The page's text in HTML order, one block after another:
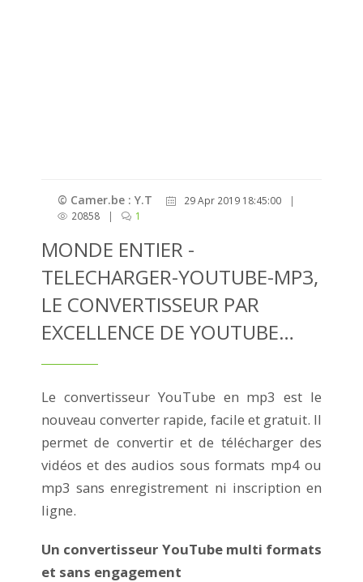
© Camer.be : Y.T 29 Apr 2019 18:45:00
|
20858
| 1
MONDE ENTIER -
TELECHARGER-YOUTUBE-MP3,
LE CONVERTISSEUR PAR
EXCELLENCE DE YOUTUBE…
Le convertisseur YouTube en mp3 est le
nouveau converter rapide, facile et gratuit. Il
permet de convertir et de télécharger des
vidéos et des audios sous formats mp4 ou
mp3 sans enregistrement ni inscription en
ligne.
Un convertisseur YouTube multi formats
et sans engagement